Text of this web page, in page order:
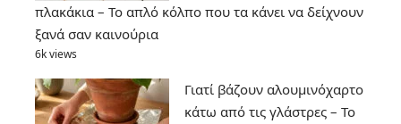
πλακάκια – Το απλό κόλπο που τα κάνει να δείχνουν
ξανά σαν καινούρια
6k views
Γιατί βάζουν αλουμινόχαρτο
κάτω από τις γλάστρες – Το